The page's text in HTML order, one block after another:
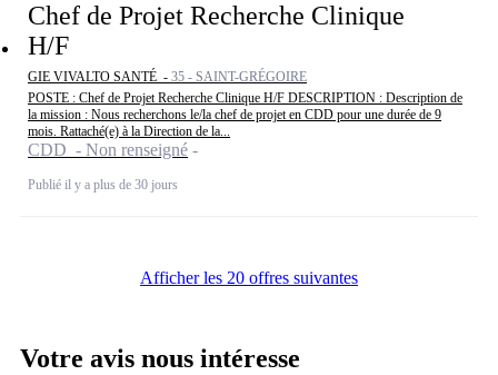
Chef de Projet Recherche Clinique
H/F
GIE VIVALTO SANTÉ - 35 - SAINT-GRÉGOIRE
POSTE : Chef de Projet Recherche Clinique H/F DESCRIPTION : Description de
la mission : Nous recherchons le/la chef de projet en CDD pour une durée de 9
mois. Rattaché(e) à la Direction de la...
CDD - Non renseigné
Publié il y a plus de 30 jours
Afficher les 20 offres suivantes
Votre avis nous intéresse